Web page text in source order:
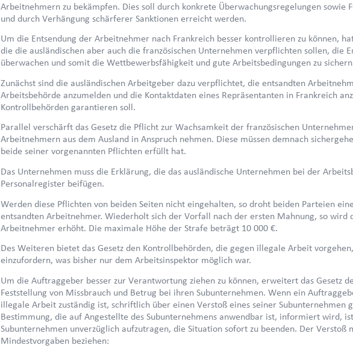
Arbeitnehmern zu bekämpfen. Dies soll durch konkrete Überwachungsregelungen sowie
und durch Verhängung schärferer Sanktionen erreicht werden.
Um die Entsendung der Arbeitnehmer nach Frankreich besser kontrollieren zu können,
die die ausländischen aber auch die französischen Unternehmen verpflichten sollen, die
überwachen und somit die Wettbewerbsfähigkeit und gute Arbeitsbedingungen zu
Zunächst sind die ausländischen Arbeitgeber dazu verpflichtet, die entsandten
Arbeitsbehörde anzumelden und die Kontaktdaten eines Repräsentanten in Frankreich
Kontrollbehörden garantieren soll.
Parallel verschärft das Gesetz die Pflicht zur Wachsamkeit der französischen
Arbeitnehmern aus dem Ausland in Anspruch nehmen. Diese müssen demnach
beide seiner vorgenannten Pflichten erfüllt hat.
Das Unternehmen muss die Erklärung, die das ausländische Unternehmen bei der
Personalregister beifügen.
Werden diese Pflichten von beiden Seiten nicht eingehalten, so droht beiden Parteien
entsandten Arbeitnehmer. Wiederholt sich der Vorfall nach der ersten Mahnung, so wird
Arbeitnehmer erhöht. Die maximale Höhe der Strafe beträgt 10 000 €.
Des Weiteren bietet das Gesetz den Kontrollbehörden, die gegen illegale Arbeit
einzufordern, was bisher nur dem Arbeitsinspektor möglich war.
Um die Auftraggeber besser zur Verantwortung ziehen zu können, erweitert das Gesetz
Feststellung von Missbrauch und Betrug bei ihren Subunternehmen. Wenn ein
illegale Arbeit zuständig ist, schriftlich über einen Verstoß eines seiner Subunternehmen
Bestimmung, die auf Angestellte des Subunternehmens anwendbar ist, informiert wird,
Subunternehmen unverzüglich aufzutragen, die Situation sofort zu beenden. Der Verstoß
Mindestvorgaben beziehen: